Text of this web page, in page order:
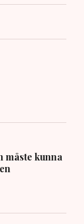
måste kunna